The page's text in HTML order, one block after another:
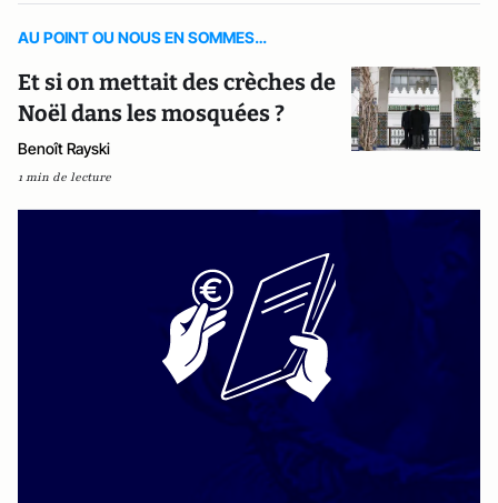
AU POINT OU NOUS EN SOMMES…
Et si on mettait des crèches de
Noël dans les mosquées ?
Benoît Rayski
1 min de lecture